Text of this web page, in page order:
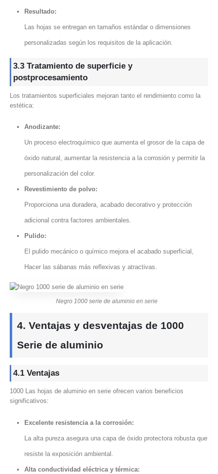
Resultado:
Las hojas se entregan en tamaños estándar o dimensiones
personalizadas según los requisitos de la aplicación.
3.3 Tratamiento de superficie y
postprocesamiento
Los tratamientos superficiales mejoran tanto el rendimiento como la
estética:
Anodizante:
Un proceso electroquímico que aumenta el grosor de la capa de
óxido natural, aumentar la resistencia a la corrosión y permitir la
personalización del color.
Revestimiento de polvo:
Proporciona una duradera, acabado decorativo y protección
adicional contra factores ambientales.
Pulido:
El pulido mecánico o químico mejora el acabado superficial,
Hacer las sábanas más reflexivas y atractivas.
Negro 1000 serie de aluminio en serie
4. Ventajas y desventajas de 1000
Serie de aluminio
4.1 Ventajas
1000 Las hojas de aluminio en serie ofrecen varios beneficios
significativos:
Excelente resistencia a la corrosión:
La alta pureza asegura una capa de óxido protectora robusta que
resiste la exposición ambiental.
Alta conductividad eléctrica y térmica: